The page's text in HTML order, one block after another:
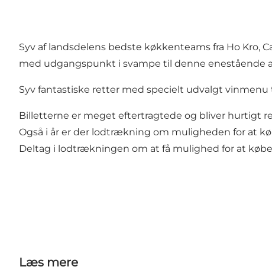
Syv af landsdelens bedste køkkenteams fra Ho Kro,
med udgangspunkt i svampe til denne enestående
Syv fantastiske retter med specielt udvalgt vinmenu
Billetterne er meget eftertragtede og bliver hurtigt
Også i år er der lodtrækning om muligheden for at
Deltag i lodtrækningen om at få mulighed for at
Læs mere